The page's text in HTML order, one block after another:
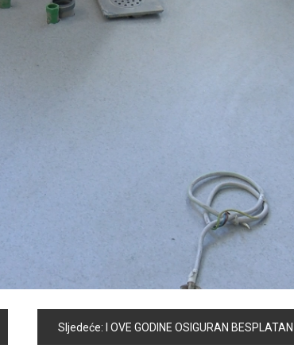
Sljedeće: I OVE GODINE OSIGURAN BESPLATAN